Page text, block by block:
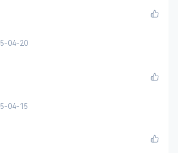
04-20
04-15